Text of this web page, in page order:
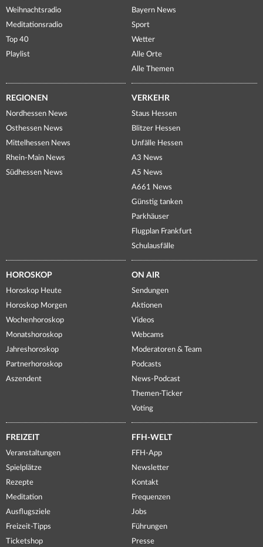
Weihnachtsradio
Meditationsradio
Top 40
Playlist
Bayern News
Sport
Wetter
Alle Orte
Alle Themen
REGIONEN
Nordhessen News
Osthessen News
Mittelhessen News
Rhein-Main News
Südhessen News
VERKEHR
Staus Hessen
Blitzer Hessen
Unfälle Hessen
A3 News
A5 News
A661 News
Günstig tanken
Parkhäuser
Flugplan Frankfurt
Schulausfälle
HOROSKOP
Horoskop Heute
Horoskop Morgen
Wochenhoroskop
Monatshoroskop
Jahreshoroskop
Partnerhoroskop
Aszendent
ON AIR
Sendungen
Aktionen
Videos
Webcams
Moderatoren & Team
Podcasts
News-Podcast
Themen-Ticker
Voting
FREIZEIT
Veranstaltungen
Spielplätze
Rezepte
Meditation
Ausflugsziele
Freizeit-Tipps
Ticketshop
FFH-WELT
FFH-App
Newsletter
Kontakt
Frequenzen
Jobs
Führungen
Presse